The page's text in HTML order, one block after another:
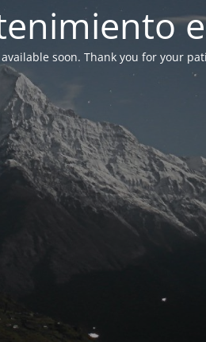
soon. Thank you for your